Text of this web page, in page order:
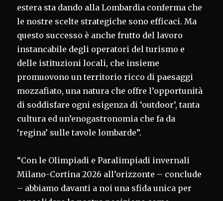
estera sta dando alla Lombardia conferma che
le nostre scelte strategiche sono efficaci. Ma
questo successo è anche frutto del lavoro
instancabile degli operatori del turismo e
delle istituzioni locali, che insieme
promuovono un territorio ricco di paesaggi
mozzafiato, una natura che offre l’opportunità
di soddisfare ogni esigenza di ‘outdoor’, tanta
cultura ed un’enogastronomia che fa da
‘regina’ sulle tavole lombarde”.
“Con le Olimpiadi e Paralimpiadi invernali
Milano-Cortina 2026 all’orizzonte – conclude
– abbiamo davanti a noi una sfida unica per